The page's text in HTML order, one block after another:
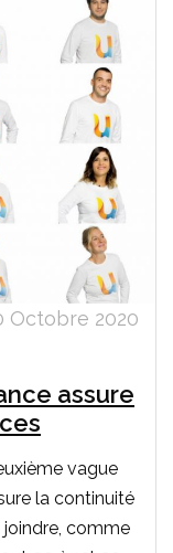
Octobre 2020
assure
vague
la continuité
joindre, comme